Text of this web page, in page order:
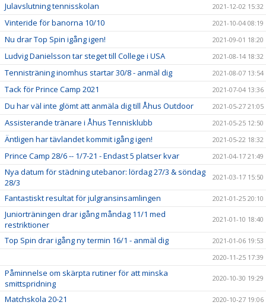
Julavslutning tennisskolan 2021-12-02 15:32
Vinteride för banorna 10/10 2021-10-04 08:19
Nu drar Top Spin igång igen! 2021-09-01 18:20
Ludvig Danielsson tar steget till College i USA 2021-08-14 18:32
Tennisträning inomhus startar 30/8 - anmäl dig 2021-08-07 13:54
Tack för Prince Camp 2021 2021-07-04 13:36
Du har väl inte glömt att anmäla dig till Åhus Outdoor 2021-05-27 21:05
Assisterande tränare i Åhus Tennisklubb 2021-05-25 12:50
Äntligen har tävlandet kommit igång igen! 2021-05-22 18:32
Prince Camp 28/6 -- 1/7-21 - Endast 5 platser kvar 2021-04-17 21:49
Nya datum för städning utebanor: lördag 27/3 & söndag
28/3
2021-03-17 15:50
Fantastiskt resultat för julgransinsamlingen 2021-01-25 20:10
Juniorträningen drar igång måndag 11/1 med
restriktioner
2021-01-10 18:40
Top Spin drar igång ny termin 16/1 - anmäl dig
2021-01-06 19:53
2020-11-25 17:39
Påminnelse om skärpta rutiner för att minska
smittspridning
2020-10-30 19:29
Matchskola 20-21 2020-10-27 19:06